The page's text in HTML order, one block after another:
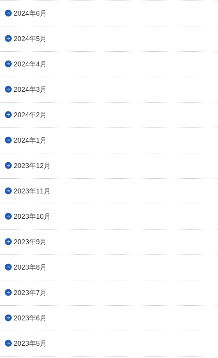
2024年6月
2024年5月
2024年4月
2024年3月
2024年2月
2024年1月
2023年12月
2023年11月
2023年10月
2023年9月
2023年8月
2023年7月
2023年6月
2023年5月